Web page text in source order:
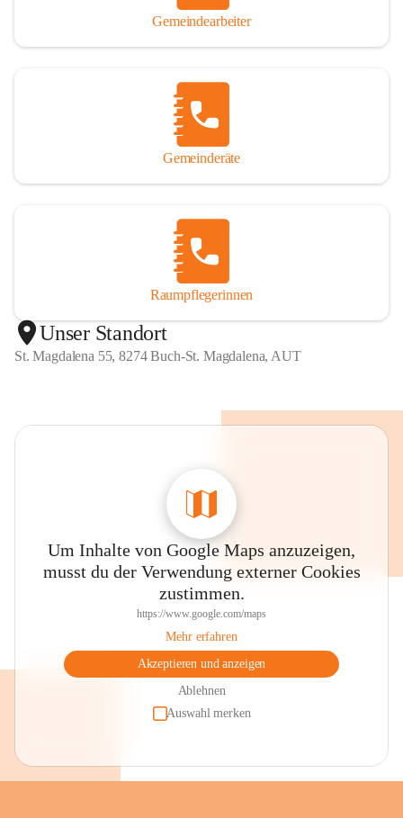
Gemeindearbeiter
Gemeinderäte
Raumpflegerinnen
Unser Standort
St. Magdalena 55, 8274 Buch-St. Magdalena, AUT
Um Inhalte von Google Maps anzuzeigen,
musst du der Verwendung externer Cookies
zustimmen.
https://www.google.com/maps
Mehr erfahren
Akzeptieren und anzeigen
Ablehnen
Auswahl merken